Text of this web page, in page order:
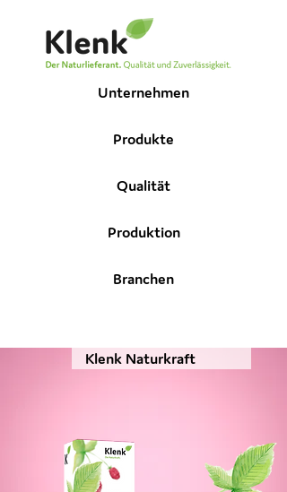
Unternehmen
Produkte
Qualität
Produktion
Branchen
Klenk Naturkraft